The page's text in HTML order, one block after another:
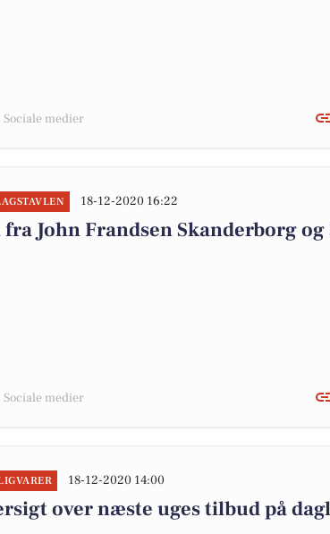
Sociale medier
18-12-2020 16:22
fra John Frandsen Skanderborg og
Sociale medier
18-12-2020 14:00
over næste uges tilbud på